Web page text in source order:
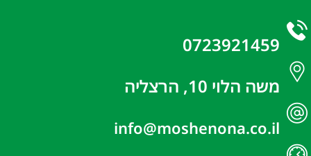
0723921459
משה הלוי 10, הרצליה
info@moshenona.co.il